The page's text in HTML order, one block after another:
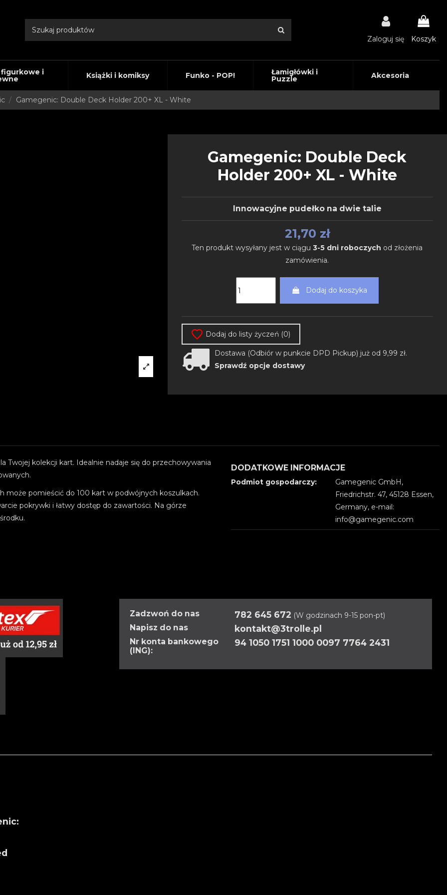
Zaloguj się Koszyk
figurkowe i Książki i komiksy Funko - POP! Łamigłówki i
Puzzle Akcesoria
Gamegenic: Double Deck Holder 200+ XL - White
Gamegenic: Double Deck
Holder 200+ XL - White
Innowacyjne pudełko na dwie talie
21,70 zł
Ten produkt wysyłany jest w ciągu3-5 dni roboczych od złożenia
zamówienia.
Dodaj do koszyka
Dodaj do listy życzeń (0)
Dostawa (Odbiór w punkcie DPD Pickup) już od 9,99 zł.
Sprawdź opcje dostawy
Twojej kolekcji kart. Idealnie nadaje się do przechowywania
może pomieścić do 100 kart w podwójnych koszulkach.
pokrywki i łatwy dostęp do zawartości. Na górze
DODATKOWE INFORMACJE
Podmiot gospodarczy:
Gamegenic GmbH,
Friedrichstr. 47, 45128 Essen,
Germany, e-mail:
info@gamegenic.com
Zadzwoń do nas 782 645 672 (W godzinach 9-15 pon-pt)
Napisz do nas kontakt@3trolle.pl
Nr konta bankowego
(ING):
94 1050 1751 1000 0097 7764 2431